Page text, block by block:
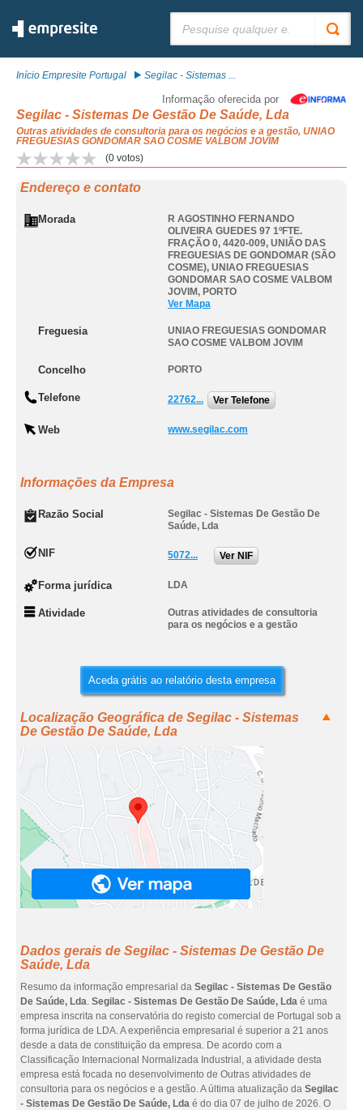
Início Empresite Portugal Segilac - Sistemas ...
Informação oferecida por
Segilac - Sistemas De Gestão De Saúde, Lda
Outras atividades de consultoria para os negócios e a gestão, UNIAO
FREGUESIAS GONDOMAR SAO COSME VALBOM JOVIM
(0 votos)
Endereço e contato
Morada
R AGOSTINHO FERNANDO
OLIVEIRA GUEDES 97 1ºFTE.
FRAÇÃO 0, 4420-009, UNIÃO DAS
FREGUESIAS DE GONDOMAR (SÃO
COSME), UNIAO FREGUESIAS
GONDOMAR SAO COSME VALBOM
JOVIM , PORTO
Ver Mapa
Freguesia
UNIAO FREGUESIAS GONDOMAR
SAO COSME VALBOM JOVIM
Concelho PORTO
Telefone 22762... Ver Telefone
Web www.segilac.com
Informações da Empresa
Razão Social
Segilac - Sistemas De Gestão De
Saúde, Lda
NIF 5072... Ver NIF
Forma jurídica LDA
Atividade
Outras atividades de consultoria
para os negócios e a gestão
Aceda grátis ao relatório desta empresa
Localização Geográfica de Segilac - Sistemas
De Gestão De Saúde, Lda
Dados gerais de Segilac - Sistemas De Gestão De
Saúde, Lda
Resumo da informação empresarial da Segilac - Sistemas De Gestão
De Saúde, Lda. Segilac - Sistemas De Gestão De Saúde, Lda é uma
empresa inscrita na conservatória do registo comercial de Portugal sob a
forma jurídica de LDA. A experiência empresarial é superior a 21 anos
desde a data de constituição da empresa. De acordo com a
Classificação Internacional Normalizada Industrial, a atividade desta
empresa está focada no desenvolvimento de Outras atividades de
consultoria para os negócios e a gestão. A última atualização da Segilac
- Sistemas De Gestão De Saúde, Lda é do dia 07 de julho de 2026. O